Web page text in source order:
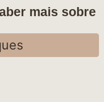
mais sobre